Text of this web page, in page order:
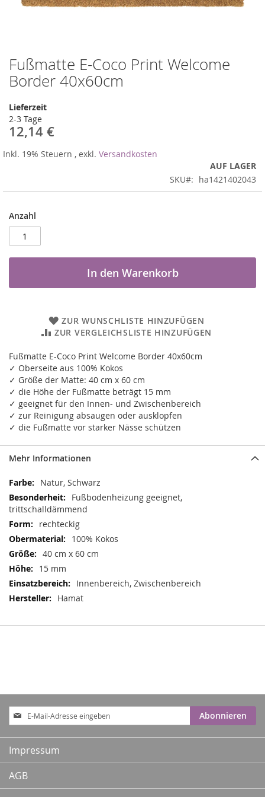
Fußmatte E-Coco Print Welcome
Border 40x60cm
Lieferzeit
2-3 Tage
12,14 €
Inkl. 19% Steuern , exkl. Versandkosten
AUF LAGER
SKU
ha1421402043
Anzahl
In den Warenkorb
ZUR WUNSCHLISTE HINZUFÜGEN
ZUR VERGLEICHSLISTE HINZUFÜGEN
Fußmatte E-Coco Print Welcome Border 40x60cm
✓ Oberseite aus 100% Kokos
✓ Größe der Matte: 40 cm x 60 cm
✓ die Höhe der Fußmatte beträgt 15 mm
✓ geeignet für den Innen- und Zwischenbereich
✓ zur Reinigung absaugen oder ausklopfen
✓ die Fußmatte vor starker Nässe schützen
Zum
Anfang
der
springen
Mehr Informationen
Mehr
Informationen
Natur, Schwarz
Fußbodenheizung geeignet,
trittschalldämmend
rechteckig
100% Kokos
40 cm x 60 cm
15 mm
Innenbereich, Zwischenbereich
Hamat
Anmeldung
zum
Newsletter:
Abonnieren
Impressum
AGB